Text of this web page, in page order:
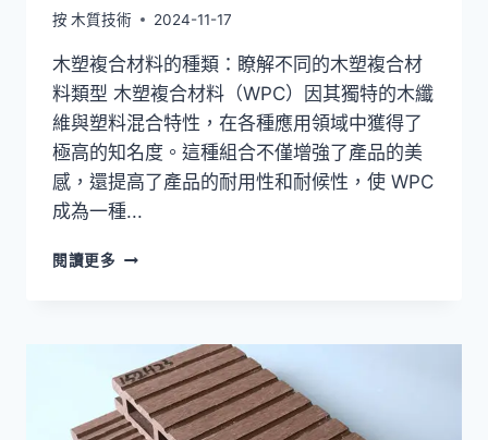
按 木質技術 2024-11-17
木塑複合材料的種類：瞭解不同的木塑複合材
料類型 木塑複合材料（WPC）因其獨特的木纖
維與塑料混合特性，在各種應用領域中獲得了
極高的知名度。這種組合不僅增強了產品的美
感，還提高了產品的耐用性和耐候性，使 WPC
成為一種...
閱讀更多
材
料
的
種